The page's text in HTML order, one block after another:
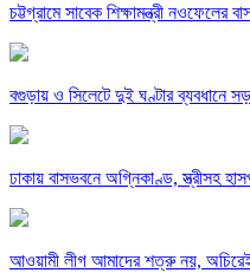
চট্টগ্রামে সাবেক শিক্ষামন্ত্রী নওফেলের
বগুড়ায় ও সিলেটে দুই ঘণ্টার ব্যবধানে
ঢাকায় বাসভবনে অগ্নিকাণ্ড, স্ত্রীসহ
আওয়ামী লীগ আমাদের শত্রু নয়, অচিরেই